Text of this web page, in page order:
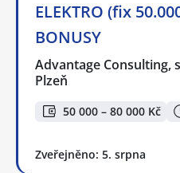
ELEKTRO (fix
BONUSY
Advantage Consulting,
Plzeň
50 000 – 80 000 Kč
Zveřejněno: 5. srpna